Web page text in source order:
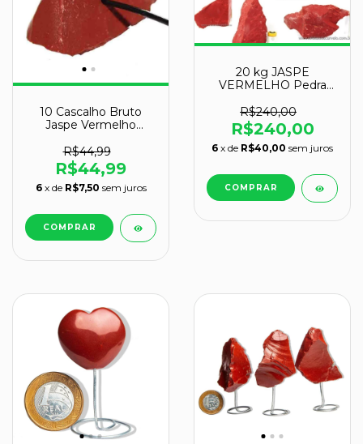
10 Cascalho Bruto
Jaspe Vermelho
R$44,99
R$44,99
6 x de R$7,50 sem juros
20 kg JASPE
VERMELHO Pedra
Pacote Atacado
R$240,00
R$240,00
6 x de R$40,00 sem juros